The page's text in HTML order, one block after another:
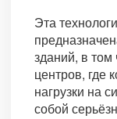
Эта
зданий, в том
центров, где
нагрузки на
собой